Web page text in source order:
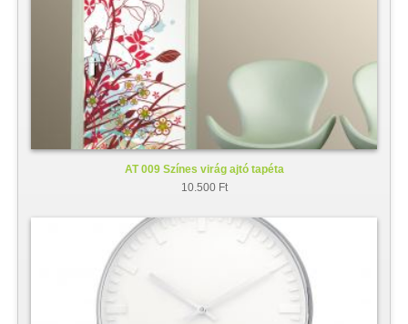
AT 009 Színes virág ajtó tapéta
10.500 Ft